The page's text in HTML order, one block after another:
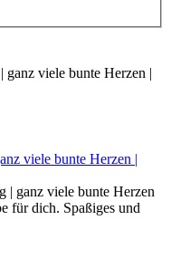
viele bunte Herzen |
| ganz viele bunte Herzen
für dich. Spaßiges und